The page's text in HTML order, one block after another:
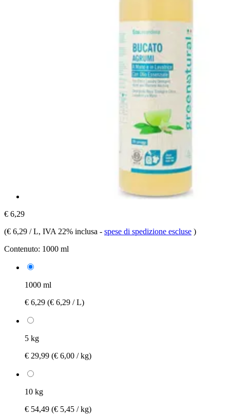
€ 6,29
(€ 6,29 / L, IVA 22% inclusa - spese di spedizione escluse )
Contenuto: 1000 ml
1000 ml
€ 6,29 (€ 6,29 / L)
5 kg
€ 29,99 (€ 6,00 / kg)
10 kg
€ 54,49 (€ 5,45 / kg)